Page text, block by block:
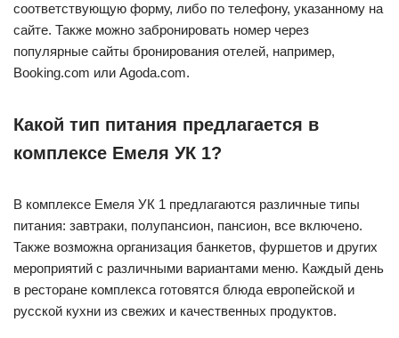
соответствующую форму, либо по телефону, указанному на
сайте. Также можно забронировать номер через
популярные сайты бронирования отелей, например,
Booking.com или Agoda.com.
Какой тип питания предлагается в
комплексе Емеля УК 1?
В комплексе Емеля УК 1 предлагаются различные типы
питания: завтраки, полупансион, пансион, все включено.
Также возможна организация банкетов, фуршетов и других
мероприятий с различными вариантами меню. Каждый день
в ресторане комплекса готовятся блюда европейской и
русской кухни из свежих и качественных продуктов.